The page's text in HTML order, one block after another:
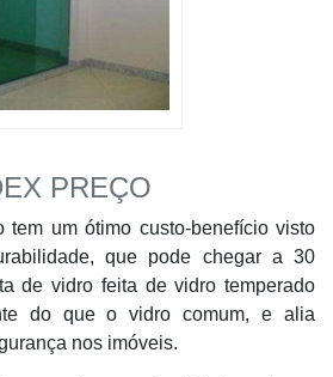
PREÇO
tem um ótimo custo-benefício visto
que pode chegar a 30
de vidro feita de vidro temperado
do que o vidro comum, e alia
nos imóveis.